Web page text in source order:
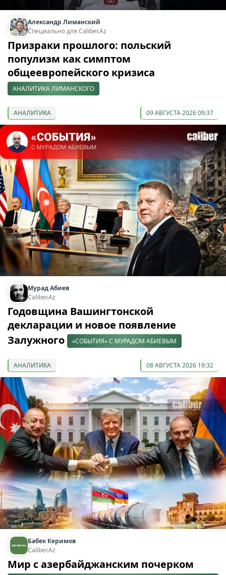
Александр Лиманский
Специально для Caliber.Az
Призраки прошлого: польский
популизм как симптом
общеевропейского кризиса
АНАЛИТИКА ЛИМАНСКОГО
АНАЛИТИКА 09 АВГУСТА 2026 09:37
Мурад Абиев
Caliber.Az
Годовщина Вашингтонской
декларации и новое появление
Залужного
«СОБЫТИЯ» С МУРАДОМ АБИЕВЫМ
АНАЛИТИКА 08 АВГУСТА 2026 19:32
Бабек Керимов
Caliber.Az
Мир с азербайджанским почерком